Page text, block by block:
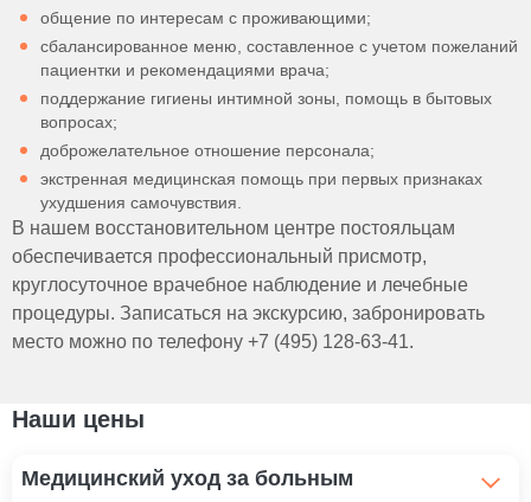
общение по интересам с проживающими;
сбалансированное меню, составленное с учетом пожеланий
пациентки и рекомендациями врача;
поддержание гигиены интимной зоны, помощь в бытовых
вопросах;
доброжелательное отношение персонала;
экстренная медицинская помощь при первых признаках
ухудшения самочувствия.
В нашем восстановительном центре постояльцам
обеспечивается профессиональный присмотр,
круглосуточное врачебное наблюдение и лечебные
процедуры. Записаться на экскурсию, забронировать
место можно по телефону +7 (495) 128-63-41.
Наши цены
Медицинский уход за больным